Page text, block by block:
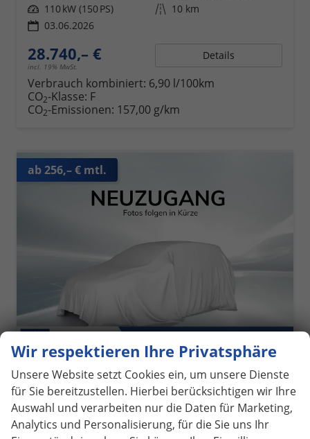
Leistung 110 kW (150 PS) Kilometerstand 10 km
03.06.2026
28.740,– €
incl. 19% MwSt.
Details
Verbrauch kombiniert: 6,90 l/100km
CO2-Klasse: F
CO2-Emissionen: 157,00 g/km
ab 256,– € mtl.
Hyundai TUCSON
Comfort 1.6 T-GDI 2WD / LED PDC V&H + Kamera Sitz Lenkradheizung Alu 18"
sofort lieferbar Fahrzeug mit Tageszulassung
Wir respektieren Ihre Privatsphäre
Unsere Website setzt Cookies ein, um unsere Dienste
für Sie bereitzustellen. Hierbei berücksichtigen wir Ihre
Auswahl und verarbeiten nur die Daten für Marketing,
Analytics und Personalisierung, für die Sie uns Ihr